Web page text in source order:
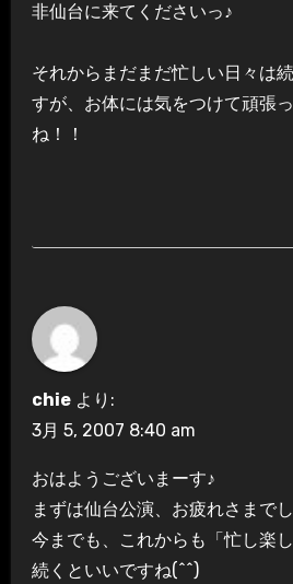
非仙台に来てくださいっ♪
それからまだまだ忙しい日々は
すが、お体には気をつけて頑張
ね！！
chie より:
3月 5, 2007 8:40 am
おはようございまーす♪
まずは仙台公演、お疲れさまで
今までも、これからも「忙し楽
続くといいですね(^^)